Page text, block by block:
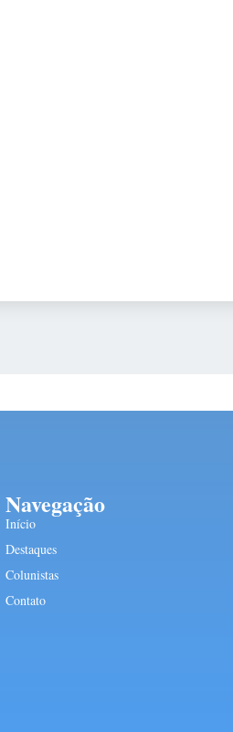
Navegação
Início
Destaques
Colunistas
Contato